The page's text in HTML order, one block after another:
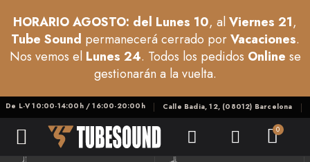
HORARIO AGOSTO: del Lunes 10, alViernes 21,
Tube Sound permanecerá cerrado porVacaciones.
Nos vemos el Lunes 24. Todos los pedidos Online se
gestionarán a la vuelta.
De L-V 10:00-14:00h / 16:00-20:00h Calle Badia, 12, (08012) Barcelona